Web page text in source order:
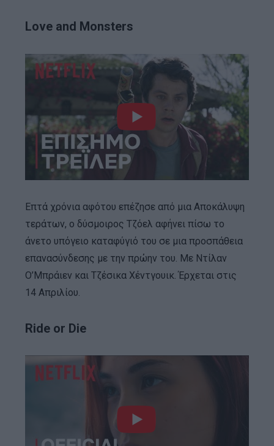
Love and Monsters
Επτά χρόνια αφότου επέζησε από μια Αποκάλυψη
τεράτων, ο δύσμοιρος Τζόελ αφήνει πίσω το
άνετο υπόγειο καταφύγιό του σε μια προσπάθεια
επανασύνδεσης με την πρώην του. Με Ντίλαν
Ο’Μπράιεν και Τζέσικα Χέντγουικ. Έρχεται στις
14 Απριλίου.
Ride or Die